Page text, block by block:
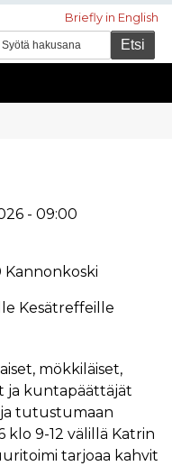
Briefly in English
- 09:00
Kannonkoski
Kesätreffeille
mökkiläiset,
ja kuntapäättäjät
tutustumaan
klo 9-12 välillä Katrin
tarjoaa kahvit